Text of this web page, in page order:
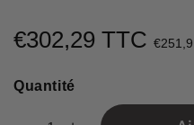
€302,29 TTC
price
Quantité